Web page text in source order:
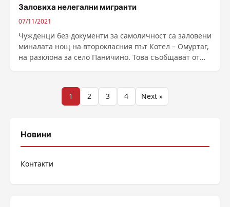
Заловиха нелегални мигранти
07/11/2021
Чужденци без документи за самоличност са заловени
миналата нощ на второкласния път Котел – Омуртаг,
на разклона за село Паничино. Това съобщават от
Разделяне
публикациите
1 2 3 4 Next »
Новини
Контакти